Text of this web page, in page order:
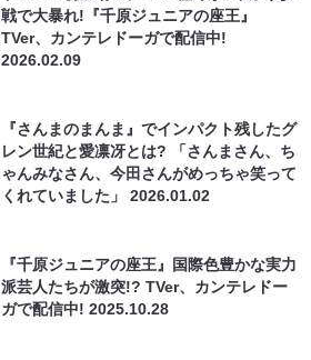
戦で大暴れ!『千原ジュニアの座王』
TVer、カンテレドーガで配信中!
2026.02.09
『さんまのまんま』でインパクト残したグ
レン世紀と愛凛冴とは? 「さんまさん、ち
ゃんみなさん、今田さんがめっちゃ笑って
くれていました」2026.01.02
『千原ジュニアの座王』国際色豊かな実力
派芸人たちが激突!? TVer、カンテレドー
ガで配信中!2025.10.28